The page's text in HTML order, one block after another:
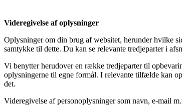
Videregivelse af oplysninger
Oplysninger om din brug af websitet, herunder hvilke
samtykke til dette. Du kan se relevante tredjeparter i
Vi benytter herudover en række tredjeparter til
oplysningerne til egne formål. I relevante tilfælde kan
det.
Videregivelse af personoplysninger som navn, e-mail